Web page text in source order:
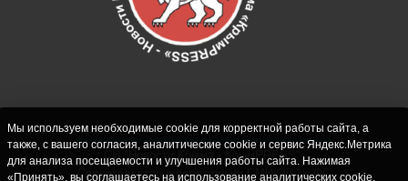
СИ "Новости Крыма - КрымPRESS".
Свидетельство о регистрации СМИ ЭЛ № ФС
Мы используем необходимые cookie для корректной работы сайта, а
также, с вашего согласия, аналитические cookie и сервис Яндекс.Метрика
для анализа посещаемости и улучшения работы сайта. Нажимая
«Принять», вы соглашаетесь на использование аналитических cookie.